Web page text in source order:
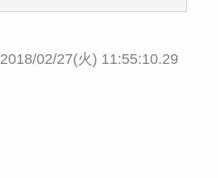
2018/02/27(火) 11:55:10.29